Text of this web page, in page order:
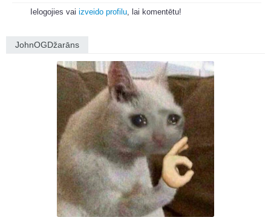
Ielogojies vai izveido profilu, lai komentētu!
JohnOGDžarāns